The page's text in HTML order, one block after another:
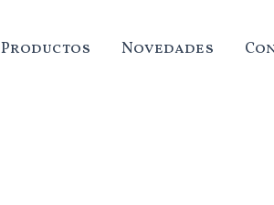
Productos Novedades